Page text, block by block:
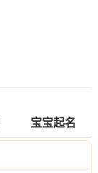
宝宝起名